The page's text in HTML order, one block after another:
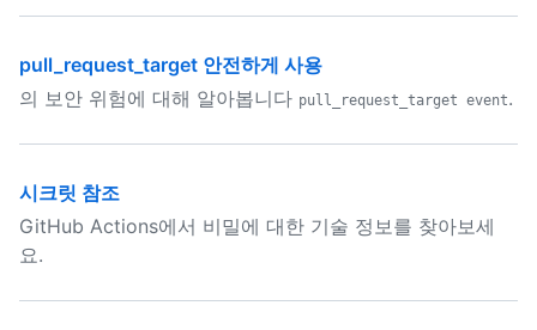
pull_request_target 안전하게 사용
의 보안 위험에 대해 알아봅니다 pull_request_target event.
시크릿 참조
GitHub Actions에서 비밀에 대한 기술 정보를 찾아보세
요.